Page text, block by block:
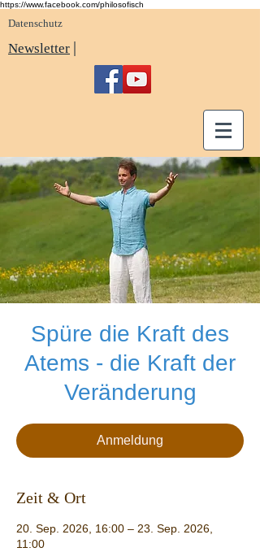
https://www.facebook.com/philosofisch
Datenschutz
Newsletter |
Spüre die Kraft des
Atems - die Kraft der
Veränderung
Anmeldung
Zeit & Ort
20. Sep. 2026, 16:00 – 23. Sep. 2026,
11:00